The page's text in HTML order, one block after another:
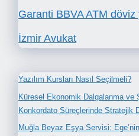
Garanti BBVA ATM döviz
İzmir Avukat
Yazılım Kursları Nasıl Seçilmeli?
Küresel Ekonomik Dalgalanma ve
Konkordato Süreçlerinde Stratejik
Muğla Beyaz Eşya Servisi: